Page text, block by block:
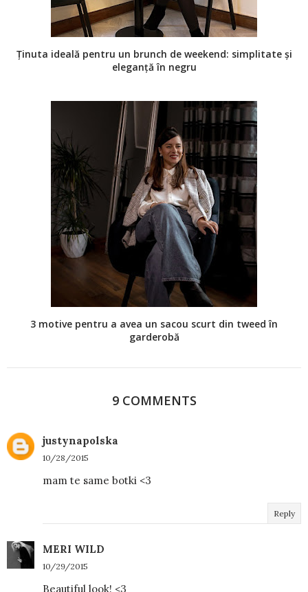
Ținuta ideală pentru un brunch de weekend: simplitate și
eleganță în negru
3 motive pentru a avea un sacou scurt din tweed în
garderobă
9 COMMENTS
justynapolska
10/28/2015
mam te same botki <3
Reply
MERI WILD
10/29/2015
Beautiful look! <3